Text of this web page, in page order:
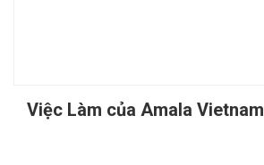
Việc Làm của Amala Vietnam